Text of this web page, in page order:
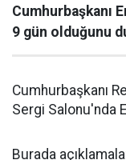
Cumhurbaşkanı
9 gün olduğunu
Cumhurbaşkanı
Sergi Salonu'nda
Burada